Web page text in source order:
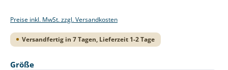
Preise inkl. MwSt. zzgl. Versandkosten
Versandfertig in 7 Tagen, Lieferzeit 1-2 Tage
Größeauswählen